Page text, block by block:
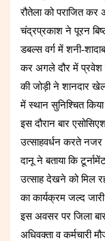
रौतेला को पराजित
चंद्रप्रकाश ने पूरन
डबल्स वर्ग में शनी-
कर अगले दौर में प्रवेश
की जोड़ी ने शानदार
में स्थान सुनिश्चित
इस दौरान बार
उत्साहवर्धन करते नजर
दानू ने बताया कि
उत्साह देखने को मिल
का कार्यक्रम जल्द जारी
इस अवसर पर जिला
अधिवक्ता व कर्मचारी